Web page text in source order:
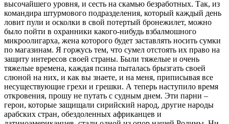
высочайшего уровня, и сесть на скамью безработных. Так, из
командира штурмового подразделения, который каждый день
ловит пули и осколки в свой потертый бронежилет, можно
было пойти в охранники какого-​нибудь взбалмошного
микроолигарха, жена которого будет заставлять носить сумки
по магазинам. Я горжусь тем, что сумел отстоять их право на
защиту интересов своей страны. Были тяжелые и очень
тяжелые времена, каждая псина пыталась брызгать своей
слюной на них, и как вы знаете, и на меня, приписывая все
несуществующие грехи и грешки. А теперь наступило время
откровения, прошу не путать с судным днем. Эти парни –
герои, которые защищали сирийский народ, другие народы
арабских стран, обездоленных африканцев и